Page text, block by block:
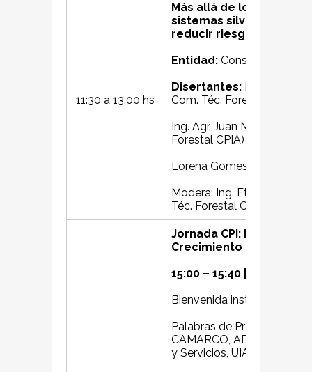
11:30 a 13:00 hs
Más allá de los árboles
sistemas
reducir riesgos)
Entidad: Consejo
Disertantes: Ing. Agr.
Com. Téc. Forestal CPIA)
Ing. Agr. Juan Manuel
Forestal CPIA)
Lorena Gomes (Caaby SA)
Modera: Ing. Ftal. Carlos
Téc. Forestal CPIA)
Jornada CPI: Inversión
Crecimiento
15:00 – 15:40 | Apertura
Bienvenida institucional:
Palabras de Presidentes
CAMARCO, ADEBA,
y Servicios, UIA, UOCRA,